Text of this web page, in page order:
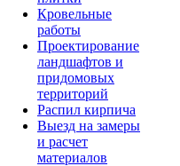
Кровельные
работы
Проектирование
ландшафтов и
придомовых
территорий
Распил кирпича
Выезд на замеры
и расчет
материалов